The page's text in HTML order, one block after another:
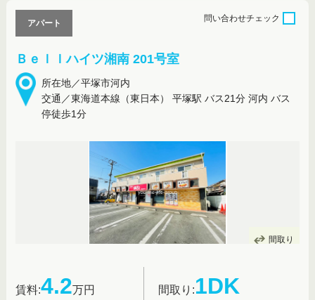
Ｂｅｌｌハイツ湘南 201号室
所在地／平塚市河内
交通／東海道本線（東日本） 平塚駅 バス21分 河内 バス
停徒歩1分
アパート
問い合わせチェック
間取り
賃料:4.2万円 間取り:1DK